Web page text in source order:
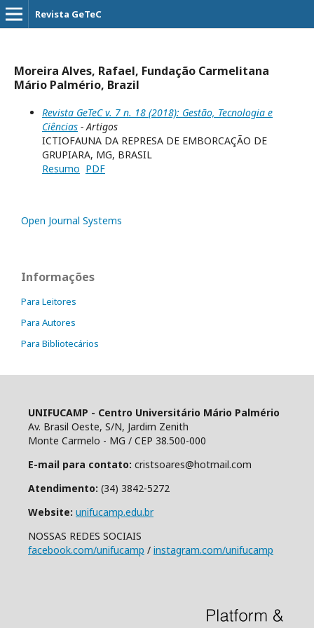
Revista GeTeC
Moreira Alves, Rafael, Fundação Carmelitana
Mário Palmério, Brazil
Revista GeTeC v. 7 n. 18 (2018): Gestão, Tecnologia e
Ciências - Artigos
ICTIOFAUNA DA REPRESA DE EMBORCAÇÃO DE
GRUPIARA, MG, BRASIL
Resumo PDF
Open Journal Systems
Informações
Para Leitores
Para Autores
Para Bibliotecários
UNIFUCAMP - Centro Universitário Mário Palmério
Av. Brasil Oeste, S/N, Jardim Zenith
Monte Carmelo - MG / CEP 38.500-000
E-mail para contato: cristsoares@hotmail.com
Atendimento: (34) 3842-5272
Website: unifucamp.edu.br
NOSSAS REDES SOCIAIS
facebook.com/unifucamp / instagram.com/unifucamp